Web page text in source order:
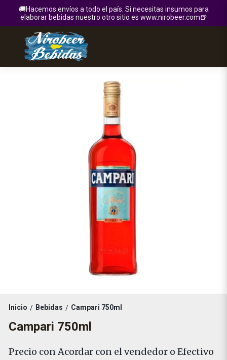
🚚Hacemos envíos a todo el país. Si necesitas insumos para
elaborar bebidas nuestro otro sitio es www.nirobeer.com🍺
Inicio / Bebidas / Campari 750ml
Campari 750ml
Precio con Acordar con el vendedor o Efectivo